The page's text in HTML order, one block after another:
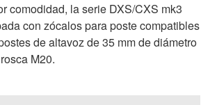
comodidad, la serie DXS/CXS mk3
con zócalos para poste compatibles
de altavoz de 35 mm de diámetro
M20.